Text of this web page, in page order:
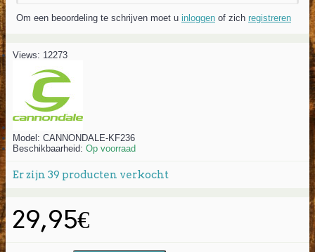
Om een beoordeling te schrijven moet u inloggen of zich registreren
Views: 12273
Model: CANNONDALE-KF236
Beschikbaarheid: Op voorraad
Er zijn 39 producten verkocht
29,95€